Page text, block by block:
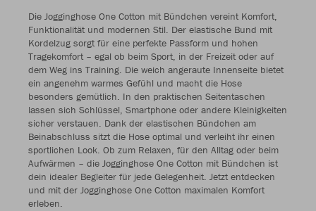
Die Jogginghose One Cotton mit Bündchen vereint Komfort,
Funktionalität und modernen Stil. Der elastische Bund mit
Kordelzug sorgt für eine perfekte Passform und hohen
Tragekomfort – egal ob beim Sport, in der Freizeit oder auf
dem Weg ins Training. Die weich angeraute Innenseite bietet
ein angenehm warmes Gefühl und macht die Hose
besonders gemütlich. In den praktischen Seitentaschen
lassen sich Schlüssel, Smartphone oder andere Kleinigkeiten
sicher verstauen. Dank der elastischen Bündchen am
Beinabschluss sitzt die Hose optimal und verleiht ihr einen
sportlichen Look. Ob zum Relaxen, für den Alltag oder beim
Aufwärmen – die Jogginghose One Cotton mit Bündchen ist
dein idealer Begleiter für jede Gelegenheit. Jetzt entdecken
und mit der Jogginghose One Cotton maximalen Komfort
erleben.